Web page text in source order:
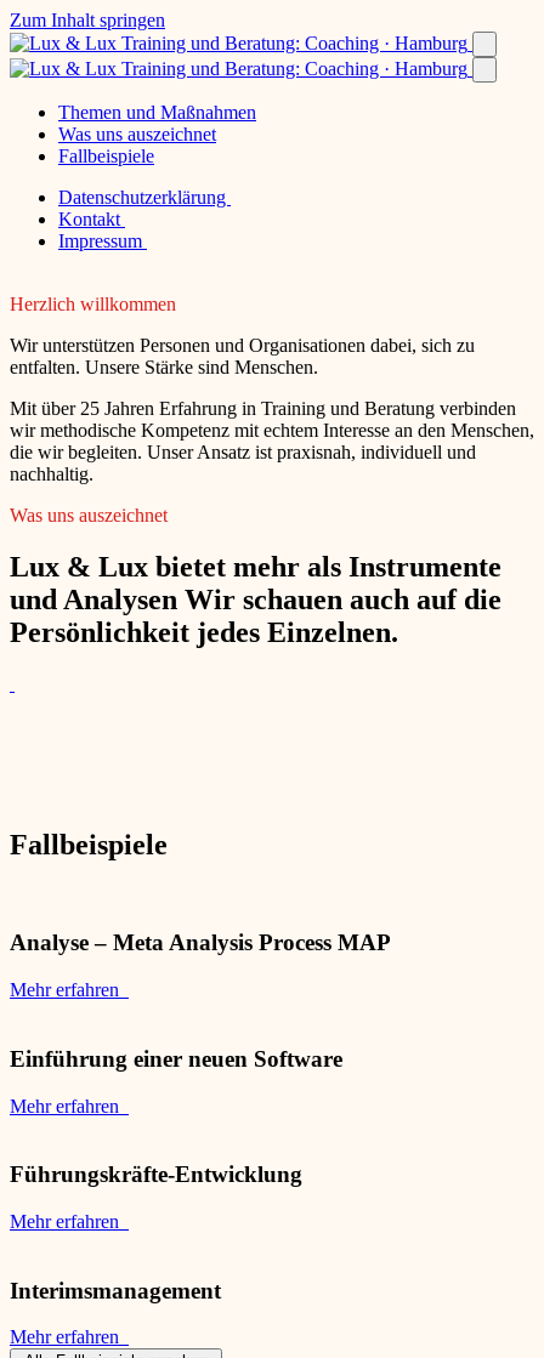
Zum Inhalt springen
Themen und Maßnahmen
Was uns auszeichnet
Fallbeispiele
Datenschutzerklärung
Kontakt
Impressum
Herzlich willkommen
Wir unterstützen Personen und Organisationen dabei, sich zu
entfalten. Unsere Stärke sind Menschen.
Mit über 25 Jahren Erfahrung in Training und Beratung verbinden
wir methodische Kompetenz mit echtem Interesse an den Menschen,
die wir begleiten. Unser Ansatz ist praxisnah, individuell und
nachhaltig.
Was uns auszeichnet
Lux & Lux bietet mehr als Instrumente
und Analysen Wir schauen auch auf die
Persönlichkeit jedes Einzelnen.
Fallbeispiele
Analyse – Meta Analysis Process MAP
Mehr erfahren
Einführung einer neuen Software
Mehr erfahren
Führungskräfte-Entwicklung
Mehr erfahren
Interimsmanagement
Mehr erfahren